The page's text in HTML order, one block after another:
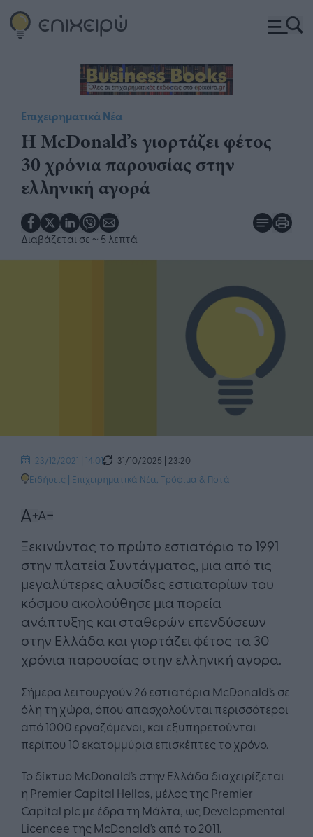
Επιχειρηματικά Νέα
Η McDonald’s γιορτάζει φέτος
30 χρόνια παρουσίας στην
ελληνική αγορά
Διαβάζεται σε ~ 5 λεπτά
23/12/2021 | 14:01
31/10/2025 | 23:20
Ειδήσεις | Επιχειρηματικά Νέα Τρόφιμα & Ποτά
Ξεκινώντας το πρώτο εστιατόριο το 1991
στην πλατεία Συντάγματος, μια από τις
μεγαλύτερες αλυσίδες εστιατορίων του
κόσμου ακολούθησε μια πορεία
ανάπτυξης και σταθερών επενδύσεων
στην Ελλάδα και γιορτάζει φέτος τα 30
χρόνια παρουσίας στην ελληνική αγορα.
Σήμερα λειτουργούν 26 εστιατόρια McDonald’s σε
όλη τη χώρα, όπου απασχολούνται περισσότεροι
από 1000 εργαζόμενοι, και εξυπηρετούνται
περίπου 10 εκατομμύρια επισκέπτες το χρόνο.
Το δίκτυο McDonald’s στην Ελλάδα διαχειρίζεται
η Premier Capital Hellas, μέλος της Premier
Capital plc με έδρα τη Μάλτα, ως Developmental
Licencee της McDonald’s από το 2011.